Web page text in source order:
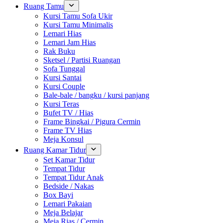
Ruang Tamu
Kursi Tamu Sofa Ukir
Kursi Tamu Minimalis
Lemari Hias
Lemari Jam Hias
Rak Buku
Sketsel / Partisi Ruangan
Sofa Tunggal
Kursi Santai
Kursi Couple
Bale-bale / bangku / kursi panjang
Kursi Teras
Bufet TV / Hias
Frame Bingkai / Pigura Cermin
Frame TV Hias
Meja Konsul
Ruang Kamar Tidur
Set Kamar Tidur
Tempat Tidur
Tempat Tidur Anak
Bedside / Nakas
Box Bayi
Lemari Pakaian
Meja Belajar
Meja Rias / Cermin